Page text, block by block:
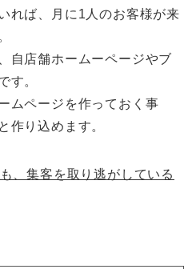
れば、月に1人のお客様が来
自店舗ホームーページやブ
す。
ムページを作っておく事
作り込めます。
、集客を取り逃がしている